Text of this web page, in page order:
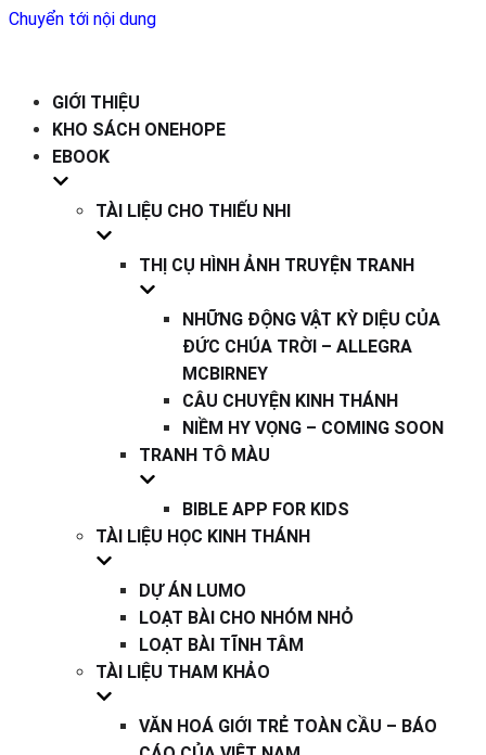
Chuyển tới nội dung
GIỚI THIỆU
KHO SÁCH ONEHOPE
EBOOK
TÀI LIỆU CHO THIẾU NHI
THỊ CỤ HÌNH ẢNH TRUYỆN TRANH
NHỮNG ĐỘNG VẬT KỲ DIỆU CỦA
ĐỨC CHÚA TRỜI – ALLEGRA
MCBIRNEY
CÂU CHUYỆN KINH THÁNH
NIỀM HY VỌNG – COMING SOON
TRANH TÔ MÀU
BIBLE APP FOR KIDS
TÀI LIỆU HỌC KINH THÁNH
DỰ ÁN LUMO
LOẠT BÀI CHO NHÓM NHỎ
LOẠT BÀI TĨNH TÂM
TÀI LIỆU THAM KHẢO
VĂN HOÁ GIỚI TRẺ TOÀN CẦU – BÁO